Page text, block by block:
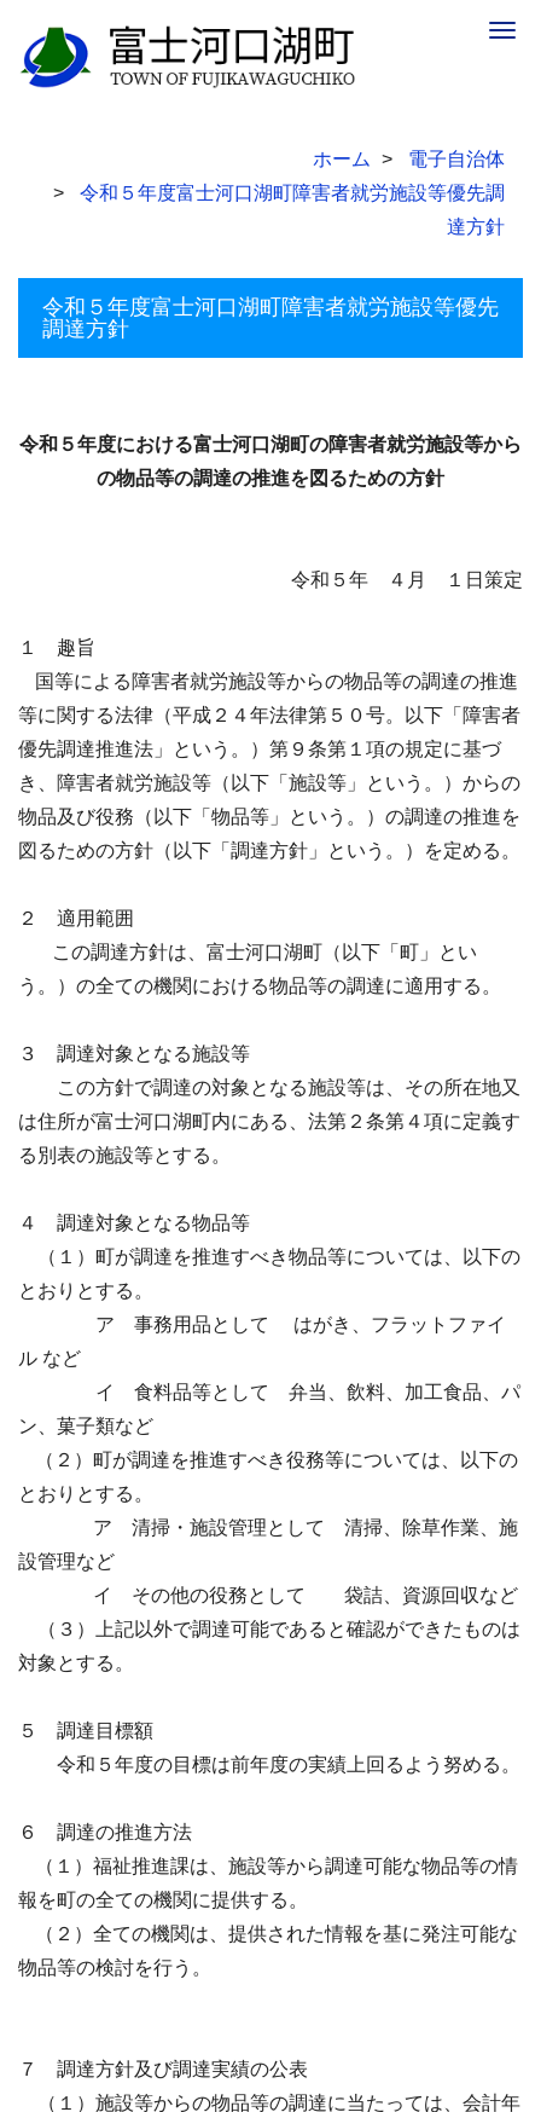
ホーム
電子自治体
令和５年度富士河口湖町障害者就労施設等優先調
達方針
令和５年度富士河口湖町障害者就労施設等優先
調達方針
令和５年度における富士河口湖町の障害者就労施設等から
の物品等の調達の推進を図るための方針
令和５年 ４月 １日 策定
１ 趣旨
国等による障害者就労施設等からの物品等の調達の推進
等に関する法律（平成２４年法律第５０号。以下「障害者
優先調達推進法」という。）第９条第１項の規定に基づ
き、障害者就労施設等（以下「施設等」という。）からの
物品及び役務（以下「物品等」という。）の調達の推進を
図るための方針（以下「調達方針」という。）を定める。
２ 適用範囲
この調達方針は、富士河口湖町（以下「町」とい
う。）の全ての機関における物品等の調達に適用する。
３ 調達対象となる施設等
この方針で調達の対象となる施設等は、その所在地又
は住所が富士河口湖町内にある、 法第２条第４項に定義す
る別表の施設等とする。
４ 調達対象となる物品等
（１）町が調達を推進すべき物品等については、以下の
とおりとする。
ア 事務用品として
はがき、フラットファイ
ル など
イ 食料品等として 弁当、飲料、加工食品、パ
ン、菓子類など
（２）町が調達を推進すべき役務等については、以下の
とおりとする。
ア 清掃・施設管理として 清掃、除草作業、施
設管理など
イ その他の役務として 袋詰、資源回収など
（３）上記以外で調達可能であると確認ができたものは
対象とする。
５ 調達目標額
令和５年度の目標は前年度の実績上回るよう努める。
６ 調達の推進方法
（１）福祉推進課は、施設等から調達可能な物品等の情
報を町の全ての機関に提供する。
（２）全ての機関は、提供された情報を基に発注可能な
物品等の検討を行う。
７ 調達方針及び調達実績の公表
（１）施設等からの物品等の調達に当たっては、会計年